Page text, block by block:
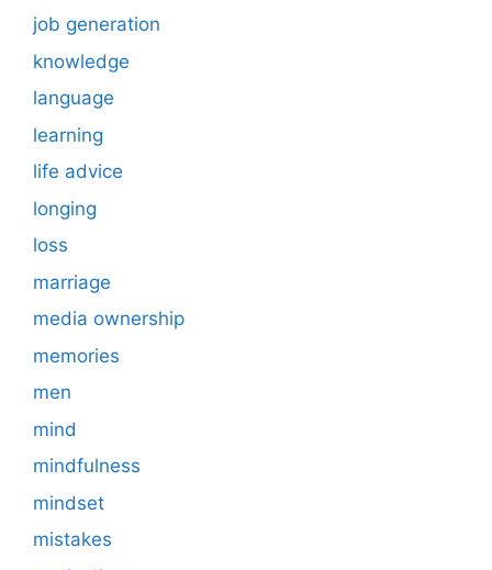
job generation
knowledge
language
learning
life advice
longing
loss
marriage
media ownership
memories
men
mind
mindfulness
mindset
mistakes